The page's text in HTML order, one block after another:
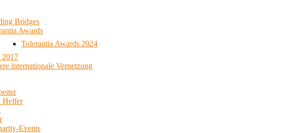
Bridges
Awards
Tolerantia Awards 2024
internationale Vernetzung
Helfer
Events